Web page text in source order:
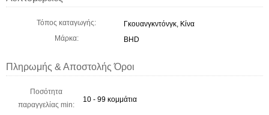
Τόπος καταγωγής:
Γκουανγκντόνγκ, Κίνα
Μάρκα:
BHD
Πληρωμής & Αποστολής Όροι
Ποσότητα
παραγγελίας min:
10 - 99 κομμάτια